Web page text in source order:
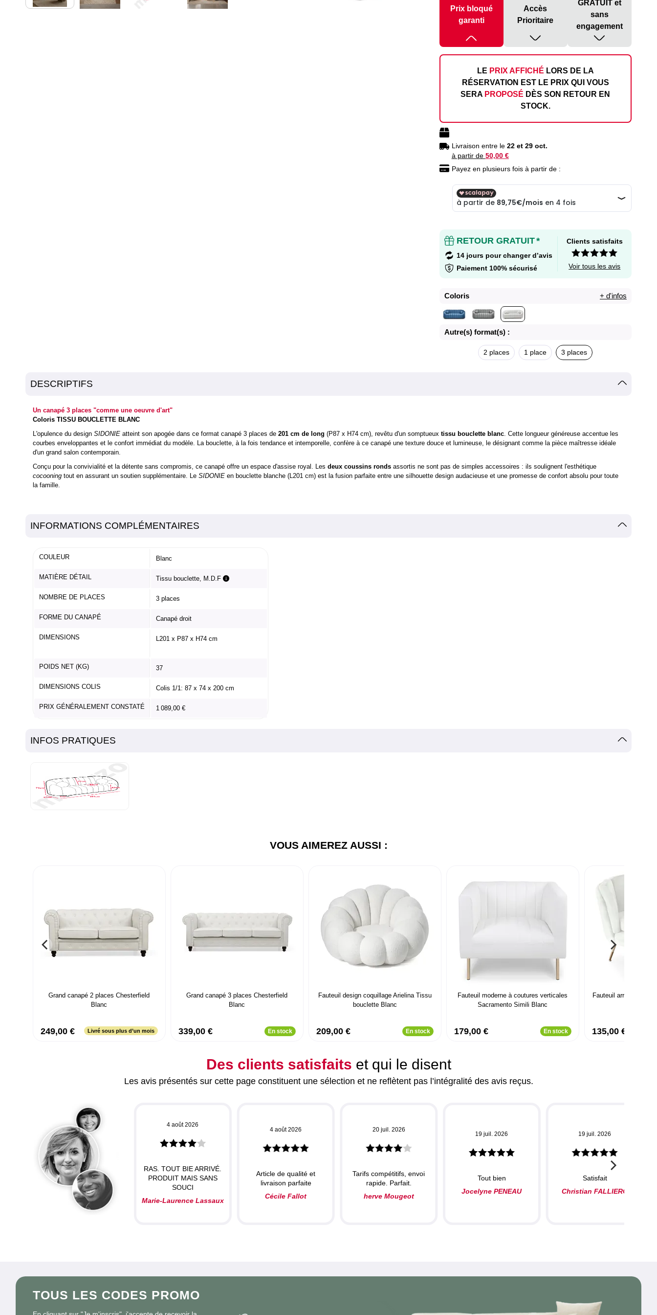
Prix bloqué
garanti
Accès
Prioritaire
GRATUIT et
sans
engagement
LE PRIX AFFICHÉ LORS DE LA
RÉSERVATION EST LE PRIX QUI VOUS
SERA PROPOSÉ DÈS SON RETOUR EN
STOCK.
Livraison entre le 22 et 29 oct.
à partir de 50,00 €
Payez en plusieurs fois à partir de :
RETOUR GRATUIT*
14 jours pour changer d’avis
Paiement 100% sécurisé
Clients satisfaits
Voir tous les avis
Coloris + d'infos
Autre(s) format(s) :
2 places 1 place 3 places
DESCRIPTIFS
Un canapé 3 places "comme une oeuvre d'art"
Coloris TISSU BOUCLETTE BLANC
L'opulence du design SIDONIE atteint son apogée dans ce format canapé 3 places de 201 cm de long (P87 x H74 cm), revêtu d'un somptueux tissu bouclette blanc . Cette longueur généreuse accentue les
courbes enveloppantes et le confort immédiat du modèle. La bouclette, à la fois tendance et intemporelle, confère à ce canapé une texture douce et lumineuse, le désignant comme la pièce maîtresse idéale
d'un grand salon contemporain.
Conçu pour la convivialité et la détente sans compromis, ce canapé offre un espace d'assise royal. Les deux coussins ronds assortis ne sont pas de simples accessoires : ils soulignent l'esthétique
cocooning tout en assurant un soutien supplémentaire. Le SIDONIE en bouclette blanche (L201 cm) est la fusion parfaite entre une silhouette design audacieuse et une promesse de confort absolu pour toute
la famille.
INFORMATIONS COMPLÉMENTAIRES
COULEUR Blanc
MATIÈRE DÉTAIL Tissu bouclette, M.D.F
NOMBRE DE PLACES 3 places
FORME DU CANAPÉ Canapé droit
DIMENSIONS L201 x P87 x H74 cm
POIDS NET (KG) 37
DIMENSIONS COLIS Colis 1/1: 87 x 74 x 200 cm
PRIX GÉNÉRALEMENT CONSTATÉ 1 089,00 €
INFOS PRATIQUES
VOUS AIMEREZ AUSSI :
Grand canapé 2 places Chesterfield
Blanc
249,00 € Livré sous plus d’un mois
Grand canapé 3 places Chesterfield
Blanc
339,00 € En stock
Fauteuil design coquillage Arielina Tissu
bouclette Blanc
209,00 € En stock
Fauteuil moderne à coutures verticales
Sacramento Simili Blanc
179,00 € En stock
Fauteuil arrondi
135,00 €
Des clients satisfaits et qui le disent
Les avis présentés sur cette page constituent une sélection et ne reflètent pas l’intégralité des avis reçus.
4 août 2026
RAS. TOUT BIE ARRIVÉ.
PRODUIT MAIS SANS
SOUCI
Marie-Laurence Lassaux
4 août 2026
Article de qualité et
livraison parfaite
Cécile Fallot
20 juil. 2026
Tarifs compétitifs, envoi
rapide. Parfait.
herve Mougeot
19 juil. 2026
Tout bien
Jocelyne PENEAU
19 juil. 2026
Satisfait
Christian FALLIERO
TOUS LES CODES PROMO